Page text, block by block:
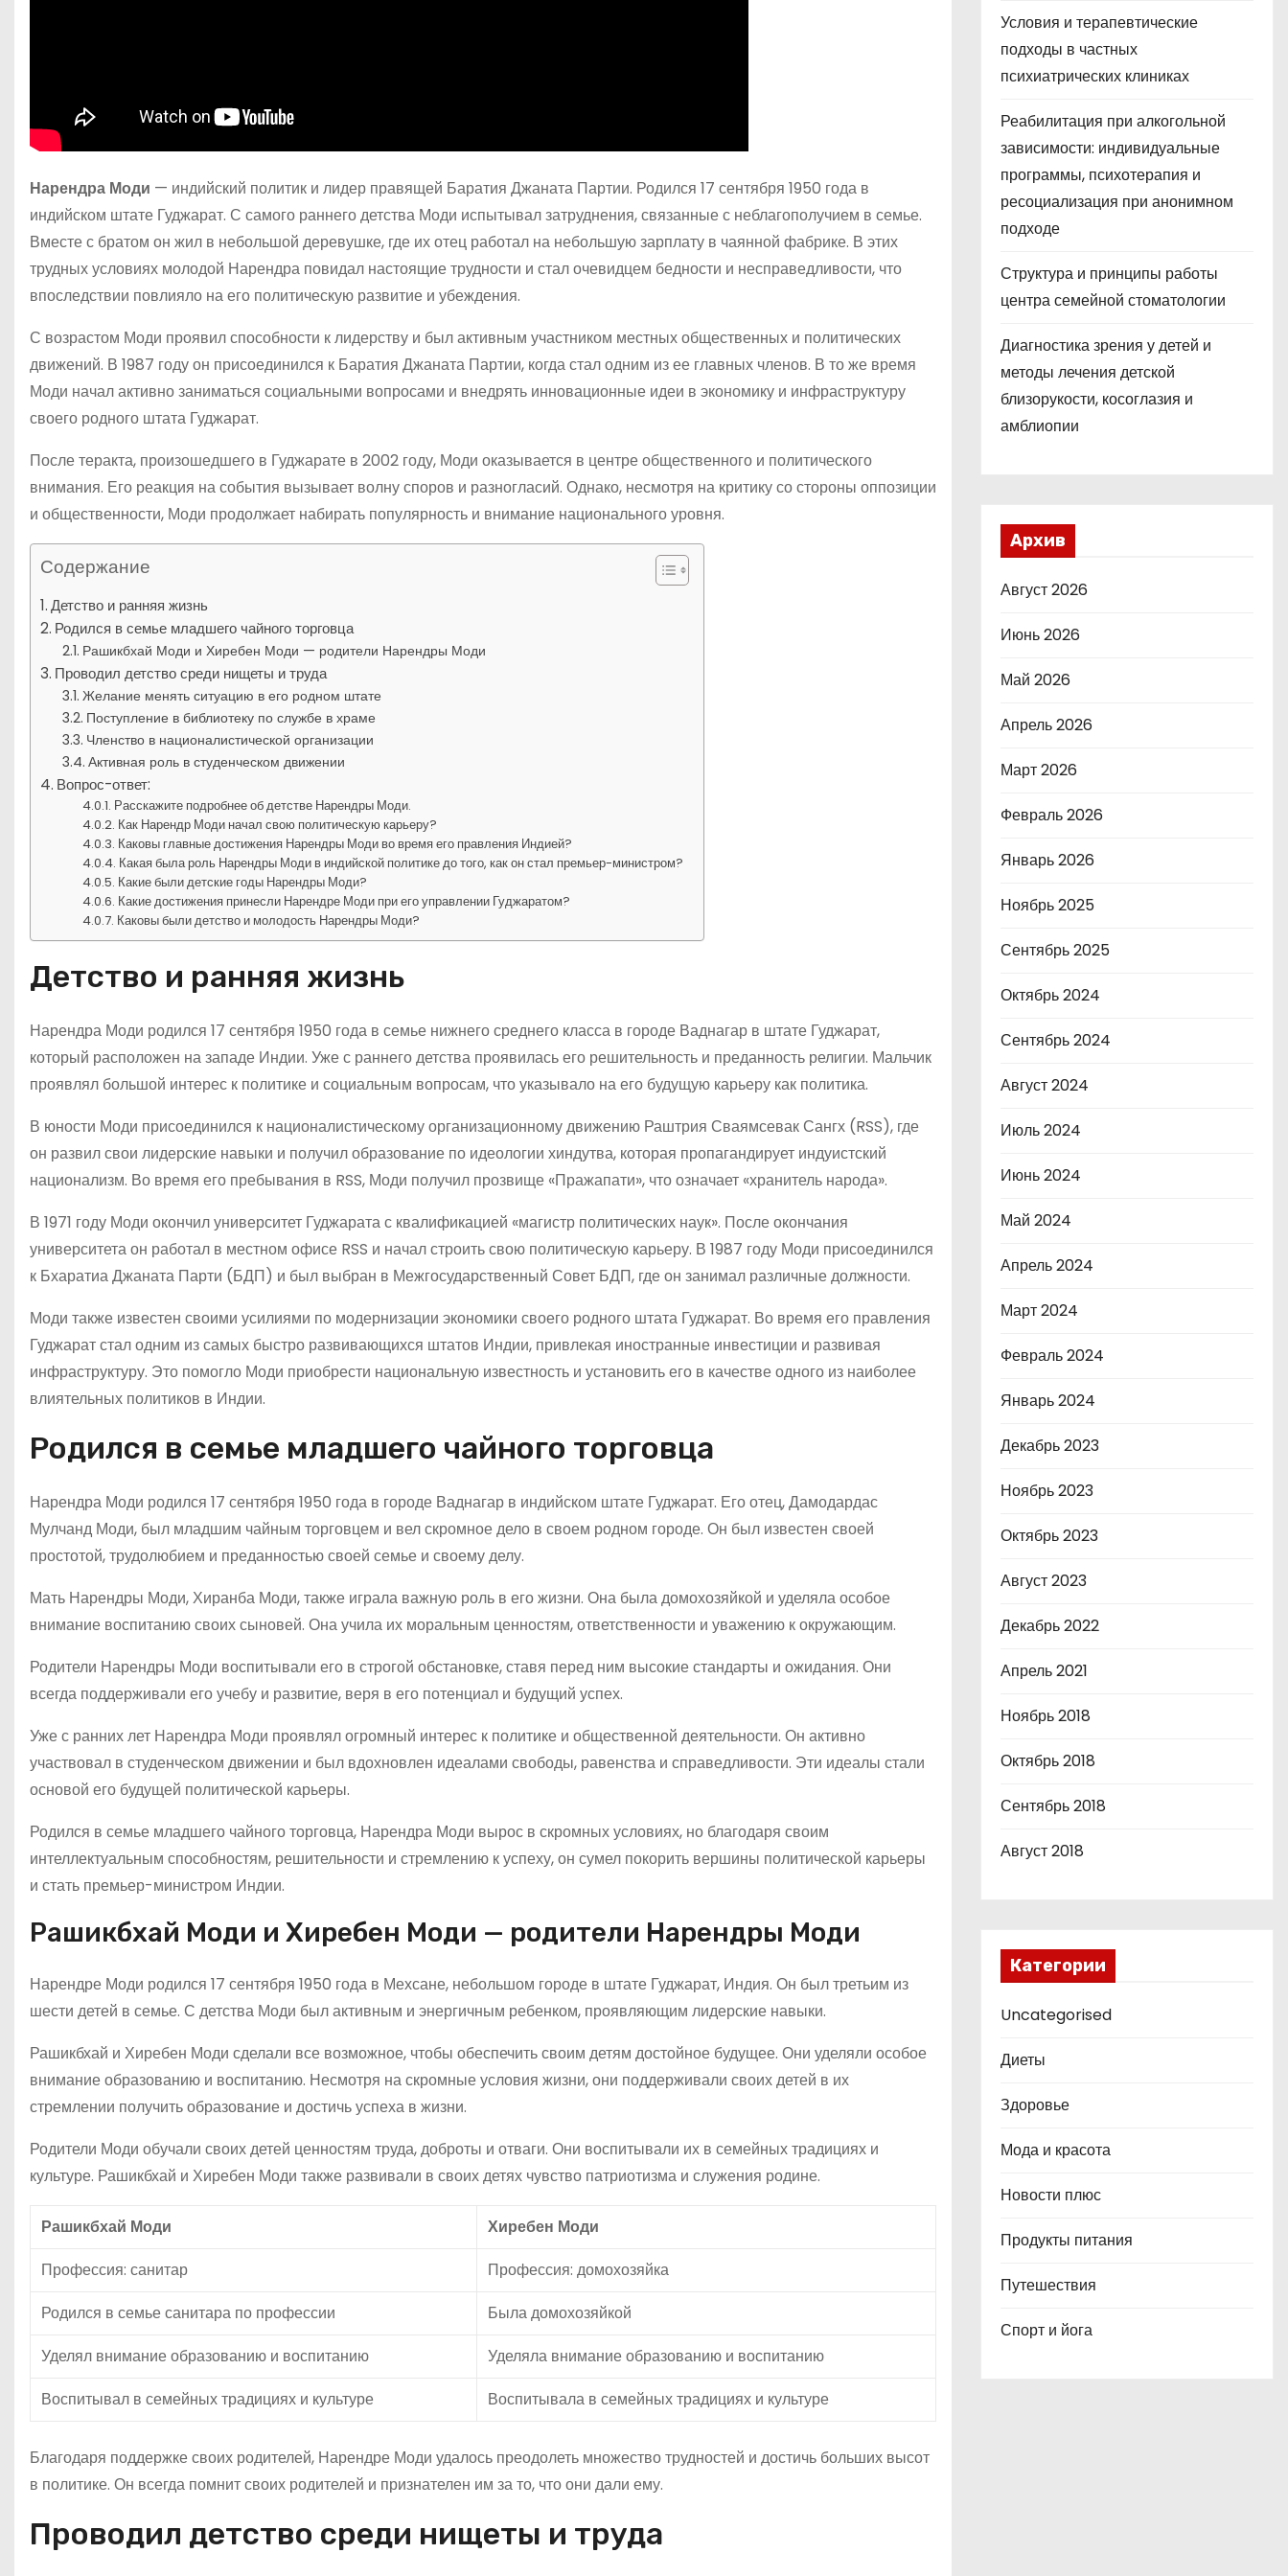
Нарендра Моди — индийский политик и лидер правящей Баратия Джаната Партии. Родился 17 сентября 1950 года в
индийском штате Гуджарат. С самого раннего детства Моди испытывал затруднения, связанные с неблагополучием в семье.
Вместе с братом он жил в небольшой деревушке, где их отец работал на небольшую зарплату в чаянной фабрике. В этих
трудных условиях молодой Нарендра повидал настоящие трудности и стал очевидцем бедности и несправедливости, что
впоследствии повлияло на его политическую развитие и убеждения.
С возрастом Моди проявил способности к лидерству и был активным участником местных общественных и политических
движений. В 1987 году он присоединился к Баратия Джаната Партии, когда стал одним из ее главных членов. В то же время
Моди начал активно заниматься социальными вопросами и внедрять инновационные идеи в экономику и инфраструктуру
своего родного штата Гуджарат.
После теракта, произошедшего в Гуджарате в 2002 году, Моди оказывается в центре общественного и политического
внимания. Его реакция на события вызывает волну споров и разногласий. Однако, несмотря на критику со стороны оппозиции
и общественности, Моди продолжает набирать популярность и внимание национального уровня.
Содержание
Детство и ранняя жизнь
Родился в семье младшего чайного торговца
Рашикбхай Моди и Хиребен Моди — родители Нарендры Моди
Проводил детство среди нищеты и труда
Желание менять ситуацию в его родном штате
Поступление в библиотеку по службе в храме
Членство в националистической организации
Активная роль в студенческом движении
Вопрос-ответ:
Расскажите подробнее об детстве Нарендры Моди.
Как Нарендр Моди начал свою политическую карьеру?
Каковы главные достижения Нарендры Моди во время его правления Индией?
Какая была роль Нарендры Моди в индийской политике до того, как он стал премьер-министром?
Какие были детские годы Нарендры Моди?
Какие достижения принесли Нарендре Моди при его управлении Гуджаратом?
Каковы были детство и молодость Нарендры Моди?
Детство и ранняя жизнь
Нарендра Моди родился 17 сентября 1950 года в семье нижнего среднего класса в городе Ваднагар в штате Гуджарат,
который расположен на западе Индии. Уже с раннего детства проявилась его решительность и преданность религии. Мальчик
проявлял большой интерес к политике и социальным вопросам, что указывало на его будущую карьеру как политика.
В юности Моди присоединился к националистическому организационному движению Раштрия Сваямсевак Сангх (RSS), где
он развил свои лидерские навыки и получил образование по идеологии хиндутва, которая пропагандирует индуистский
национализм. Во время его пребывания в RSS, Моди получил прозвище «Пражапати», что означает «хранитель народа».
В 1971 году Моди окончил университет Гуджарата с квалификацией «магистр политических наук». После окончания
университета он работал в местном офисе RSS и начал строить свою политическую карьеру. В 1987 году Моди присоединился
к Бхаратиа Джаната Парти (БДП) и был выбран в Межгосударственный Совет БДП, где он занимал различные должности.
Моди также известен своими усилиями по модернизации экономики своего родного штата Гуджарат. Во время его правления
Гуджарат стал одним из самых быстро развивающихся штатов Индии, привлекая иностранные инвестиции и развивая
инфраструктуру. Это помогло Моди приобрести национальную известность и установить его в качестве одного из наиболее
влиятельных политиков в Индии.
Родился в семье младшего чайного торговца
Нарендра Моди родился 17 сентября 1950 года в городе Ваднагар в индийском штате Гуджарат. Его отец, Дамодардас
Мулчанд Моди, был младшим чайным торговцем и вел скромное дело в своем родном городе. Он был известен своей
простотой, трудолюбием и преданностью своей семье и своему делу.
Мать Нарендры Моди, Хиранба Моди, также играла важную роль в его жизни. Она была домохозяйкой и уделяла особое
внимание воспитанию своих сыновей. Она учила их моральным ценностям, ответственности и уважению к окружающим.
Родители Нарендры Моди воспитывали его в строгой обстановке, ставя перед ним высокие стандарты и ожидания. Они
всегда поддерживали его учебу и развитие, веря в его потенциал и будущий успех.
Уже с ранних лет Нарендра Моди проявлял огромный интерес к политике и общественной деятельности. Он активно
участвовал в студенческом движении и был вдохновлен идеалами свободы, равенства и справедливости. Эти идеалы стали
основой его будущей политической карьеры.
Родился в семье младшего чайного торговца, Нарендра Моди вырос в скромных условиях, но благодаря своим
интеллектуальным способностям, решительности и стремлению к успеху, он сумел покорить вершины политической карьеры
и стать премьер-министром Индии.
Рашикбхай Моди и Хиребен Моди — родители Нарендры Моди
Нарендре Моди родился 17 сентября 1950 года в Мехсане, небольшом городе в штате Гуджарат, Индия. Он был третьим из
шести детей в семье. С детства Моди был активным и энергичным ребенком, проявляющим лидерские навыки.
Рашикбхай и Хиребен Моди сделали все возможное, чтобы обеспечить своим детям достойное будущее. Они уделяли особое
внимание образованию и воспитанию. Несмотря на скромные условия жизни, они поддерживали своих детей в их
стремлении получить образование и достичь успеха в жизни.
Родители Моди обучали своих детей ценностям труда, доброты и отваги. Они воспитывали их в семейных традициях и
культуре. Рашикбхай и Хиребен Моди также развивали в своих детях чувство патриотизма и служения родине.
Рашикбхай Моди
Хиребен Моди
Профессия: санитар
Профессия: домохозяйка
Родился в семье санитара по профессии
Была домохозяйкой
Уделял внимание образованию и воспитанию
Уделяла внимание образованию и воспитанию
Воспитывал в семейных традициях и культуре
Воспитывала в семейных традициях и культуре
Благодаря поддержке своих родителей, Нарендре Моди удалось преодолеть множество трудностей и достичь больших высот
в политике. Он всегда помнит своих родителей и признателен им за то, что они дали ему.
Проводил детство среди нищеты и труда
Условия и терапевтические
подходы в частных
психиатрических клиниках
Реабилитация при алкогольной
зависимости: индивидуальные
программы, психотерапия и
ресоциализация при анонимном
подходе
Структура и принципы работы
центра семейной стоматологии
Диагностика зрения у детей и
методы лечения детской
близорукости, косоглазия и
амблиопии
Архив
Август 2026
Июнь 2026
Май 2026
Апрель 2026
Март 2026
Февраль 2026
Январь 2026
Ноябрь 2025
Сентябрь 2025
Октябрь 2024
Сентябрь 2024
Август 2024
Июль 2024
Июнь 2024
Май 2024
Апрель 2024
Март 2024
Февраль 2024
Январь 2024
Декабрь 2023
Ноябрь 2023
Октябрь 2023
Август 2023
Декабрь 2022
Апрель 2021
Ноябрь 2018
Октябрь 2018
Сентябрь 2018
Август 2018
Категории
Uncategorised
Диеты
Здоровье
Мода и красота
Новости плюс
Продукты питания
Путешествия
Спорт и йога